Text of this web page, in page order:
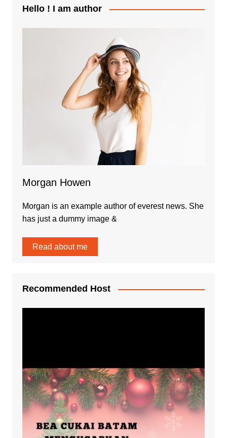
Hello ! I am author
Morgan Howen
Morgan is an example author of everest news. She
has just a dummy image &
Read about me
Recommended Host